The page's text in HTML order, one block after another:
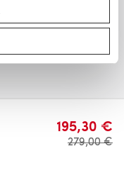
195,30 €
279,00 €